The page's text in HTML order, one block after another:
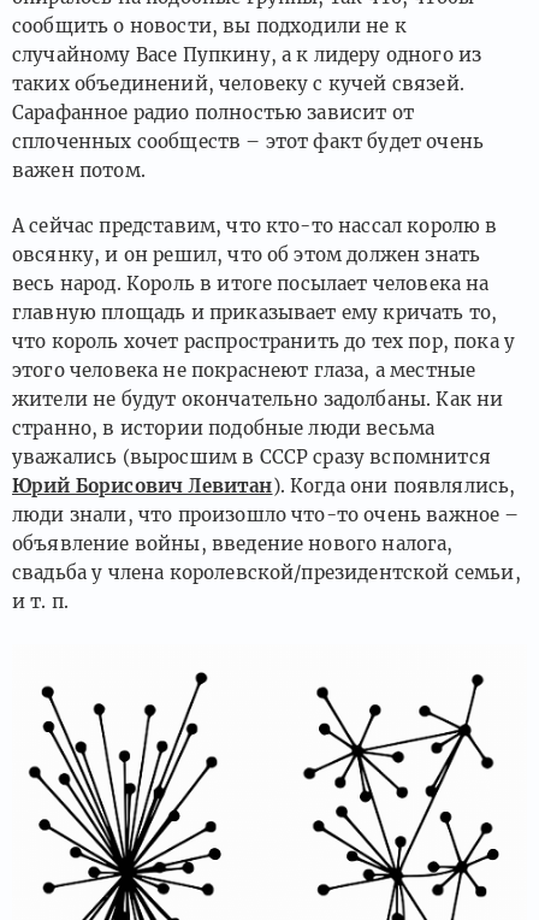
сообщить о новости, вы подходили не к
случайному Васе Пупкину, а к лидеру одного из
таких объединений, человеку с кучей связей.
Сарафанное радио полностью зависит от
сплоченных сообществ – этот факт будет очень
важен потом.
А сейчас представим, что кто-то нассал королю в
овсянку, и он решил, что об этом должен знать
весь народ. Король в итоге посылает человека на
главную площадь и приказывает ему кричать то,
что король хочет распространить до тех пор, пока у
этого человека не покраснеют глаза, а местные
жители не будут окончательно задолбаны. Как ни
странно, в истории подобные люди весьма
уважались (выросшим в СССР сразу вспомнится
Юрий Борисович Левитан). Когда они появлялись,
люди знали, что произошло что-то очень важное –
объявление войны, введение нового налога,
свадьба у члена королевской/президентской семьи,
и т. п.